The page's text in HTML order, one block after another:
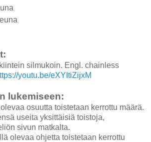
silmukoin. Engl. chainless
youtu.be/eXYItiZijxM
lukemiseen:
osuutta toistetaan kerrottu määrä.
useita yksittäisiä toistoja,
sivun matkalta.
olevaa ohjetta toistetaan kerrottu